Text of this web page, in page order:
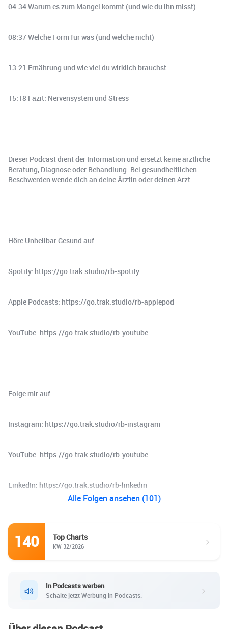
04:34 Warum es zum Mangel kommt (und wie du ihn misst)
08:37 Welche Form für was (und welche nicht)
13:21 Ernährung und wie viel du wirklich brauchst
15:18 Fazit: Nervensystem und Stress
Dieser Podcast dient der Information und ersetzt keine ärztliche
Beratung, Diagnose oder Behandlung. Bei gesundheitlichen
Beschwerden wende dich an deine Ärztin oder deinen Arzt.
Höre Unheilbar Gesund auf:
Spotify: https://go.trak.studio/rb-spotify
Apple Podcasts: https://go.trak.studio/rb-applepod
YouTube: https://go.trak.studio/rb-youtube
Folge mir auf:
Instagram: https://go.trak.studio/rb-instagram
YouTube: https://go.trak.studio/rb-youtube
LinkedIn: https://go.trak.studio/rb-linkedin
Alle Folgen ansehen (101)
140 Top Charts
KW 32/2026
In Podcasts werben
Schalte jetzt Werbung in Podcasts.